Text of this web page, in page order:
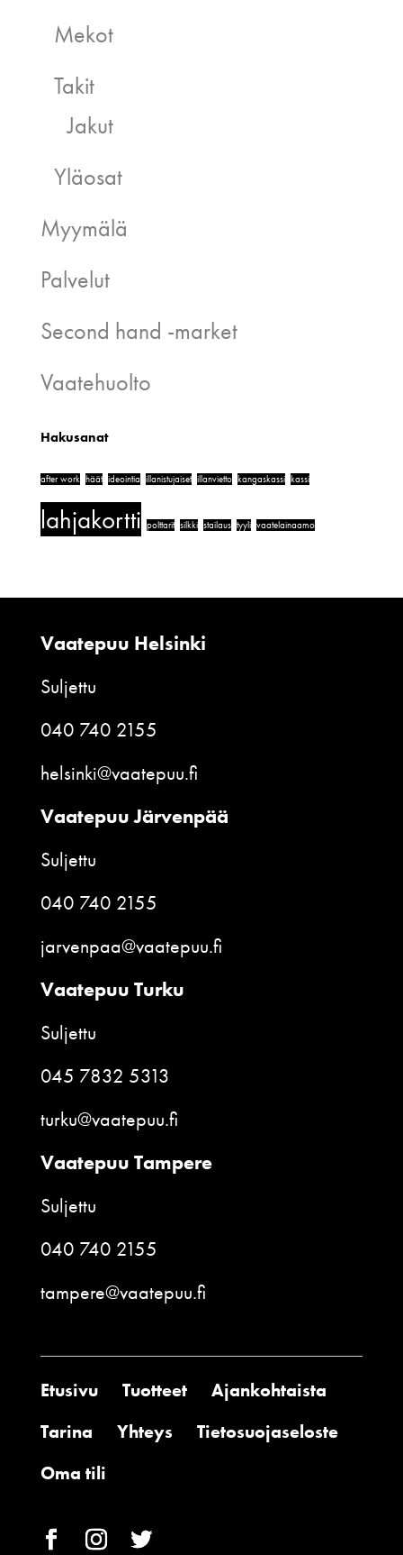
Mekot
Takit
Jakut
Yläosat
Myymälä
Palvelut
Second hand -market
Vaatehuolto
Hakusanat
after work häät ideointia illanistujaiset illanvietto kangaskassi kassi
lahjakortti polttarit silkki stailaus tyyli vaatelainaamo
Vaatepuu Helsinki
Suljettu
040 740 2155
helsinki@vaatepuu.fi
Vaatepuu Järvenpää
Suljettu
040 740 2155
jarvenpaa@vaatepuu.fi
Vaatepuu Turku
Suljettu
045 7832 5313
turku@vaatepuu.fi
Vaatepuu Tampere
Suljettu
040 740 2155
tampere@vaatepuu.fi
Etusivu Tuotteet
Ajankohtaista
Tarina
Yhteys
Tietosuojaseloste
Oma tili